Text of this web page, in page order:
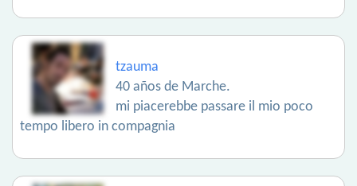
tzauma
40 años de Marche.
mi piacerebbe passare il mio poco
tempo libero in compagnia